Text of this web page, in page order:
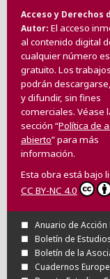
Acceso y Derechos
Autor El acceso
al contenido digital
cualquier número es
gratuito. Los trabajos
podrán
y difundir, sin fines
comerciales. Véase
sección “Política de
abierto” para más
información.
Esta obra está bajo
CC BY-NC 4.0
Anuario de
Boletín de
Boletín de la
Cuadernos